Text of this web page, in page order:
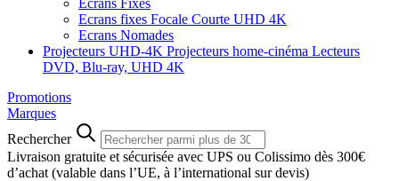
Ecrans Fixes
Ecrans fixes Focale Courte UHD 4K
Ecrans Nomades
Projecteurs UHD-4K Projecteurs home-cinéma Lecteurs
DVD, Blu-ray, UHD 4K
Promotions
Marques
Rechercher
Livraison gratuite et sécurisée avec UPS ou Colissimo dès 300€
d’achat (valable dans l’UE, à l’international sur devis)